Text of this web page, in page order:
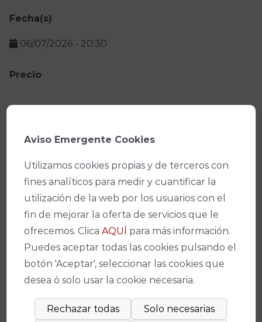
Fecha(s)
06/07/2026- 20:30
Precio
Link
Espectáculos relacionados
No se ha encontrado un evento relacionado.
Aviso Emergente Cookies
Utilizamos cookies propias y de terceros con
fines analíticos para medir y cuantificar la
utilización de la web por los usuarios con el
fin de mejorar la oferta de servicios que le
ofrecemos. ClicaAQUÍ para más información.
Puedes aceptar todas las cookies pulsando el
botón 'Aceptar', seleccionar las cookies que
desea ó solo usar la cookie necesaria.